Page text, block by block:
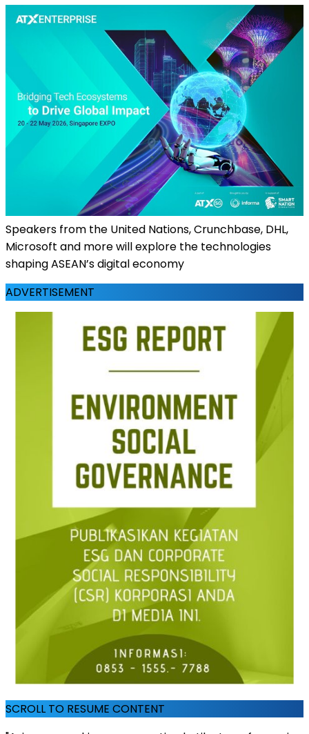
Speakers from the United Nations, Crunchbase, DHL,
Microsoft and more will explore the technologies
shaping ASEAN’s digital economy
ADVERTISEMENT
SCROLL TO RESUME CONTENT